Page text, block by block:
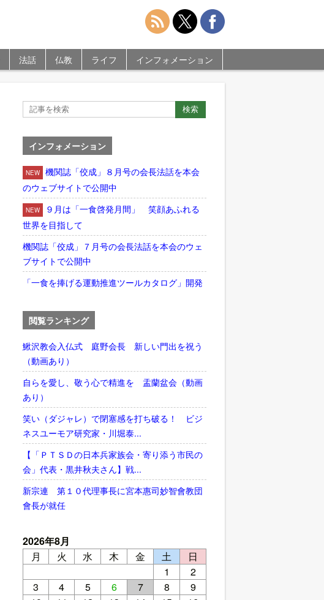
法話 仏教 ライフ インフォメーション
インフォメーション
NEW
機関誌「佼成」８月号の会長法話を本会
のウェブサイトで公開中
NEW
９月は「一食啓発月間」 笑顔あふれる
世界を目指して
機関誌「佼成」７月号の会長法話を本会のウェ
ブサイトで公開中
「一食を捧げる運動推進ツールカタログ」開発
閲覧ランキング
鰍沢教会入仏式 庭野会長 新しい門出を祝う
（動画あり）
自らを愛し、敬う心で精進を 盂蘭盆会（動画
あり）
笑い（ダジャレ）で閉塞感を打ち破る！ ビジ
ネスユーモア研究家・川堀泰...
【「ＰＴＳＤの日本兵家族会・寄り添う市民の
会」代表・黒井秋夫さん】戦...
新宗連 第１０代理事長に宮本惠司妙智會教団
會長が就任
2026年8月
月
火 水 木 金 土
日
1
2
3
4 5 6 7 8
9